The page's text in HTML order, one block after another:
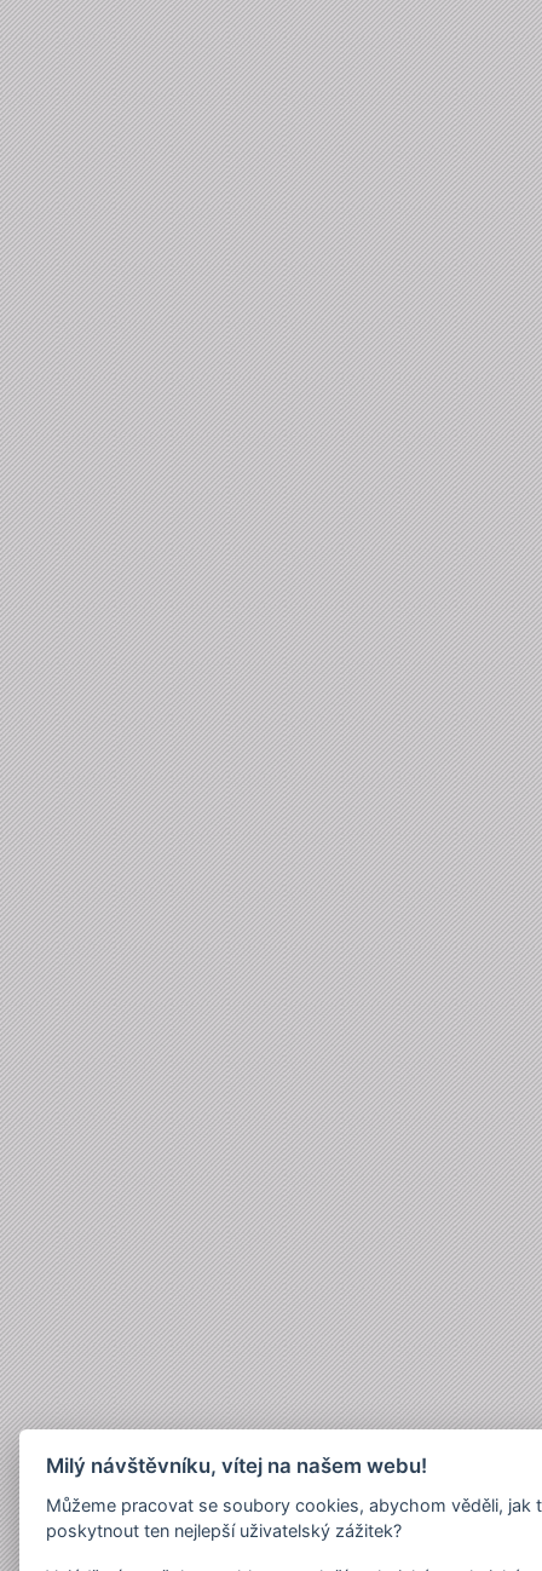
Milý návštěvníku, vítej na našem webu!
Můžeme pracovat se soubory cookies, abychom věděli, jak
poskytnout ten nejlepší uživatelský zážitek?